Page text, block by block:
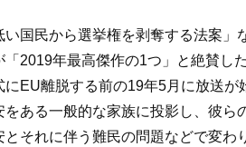
国民から選挙権を剥奪する法案」
2019年最高傑作の1つ」と絶賛し
EU離脱する前の19年5月に放送が
ある一般的な家族に投影し、彼ら
それに伴う難民の問題などで変わ